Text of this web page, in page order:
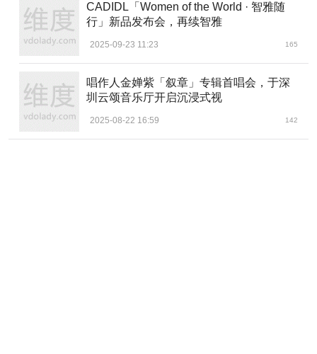
CADIDL「Women of the World · 智雅随
行」新品发布会，再续智雅
2025-09-23 11:23 165
唱作人金婵紫「叙章」专辑首唱会，于深
圳云颂音乐厅开启沉浸式视
2025-08-22 16:59 142